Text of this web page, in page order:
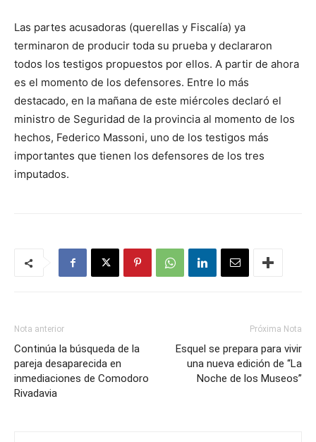
Las partes acusadoras (querellas y Fiscalía) ya
terminaron de producir toda su prueba y declararon
todos los testigos propuestos por ellos. A partir de ahora
es el momento de los defensores. Entre lo más
destacado, en la mañana de este miércoles declaró el
ministro de Seguridad de la provincia al momento de los
hechos, Federico Massoni, uno de los testigos más
importantes que tienen los defensores de los tres
imputados.
Nota anterior
Continúa la búsqueda de la
pareja desaparecida en
inmediaciones de Comodoro
Rivadavia
Próxima Nota
Esquel se prepara para vivir
una nueva edición de “La
Noche de los Museos”